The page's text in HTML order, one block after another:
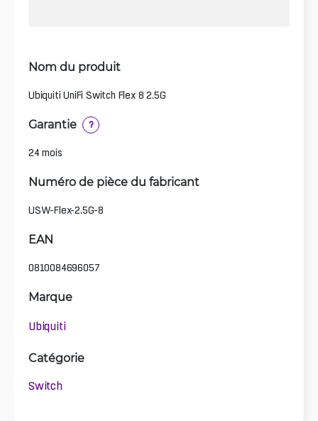
Nom du produit
Ubiquiti UniFi Switch Flex 8 2.5G
Garantie ?
24 mois
Numéro de pièce du fabricant
USW-Flex-2.5G-8
EAN
0810084696057
Marque
Ubiquiti
Catégorie
Switch